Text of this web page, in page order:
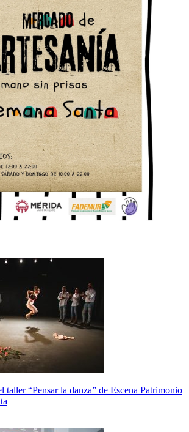
taller “Pensar la danza” de Escena Patrimonio